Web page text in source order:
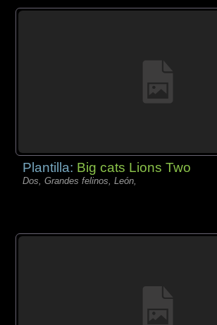
Plantilla: Big cats Lions Two
Dos, Grandes felinos, León,